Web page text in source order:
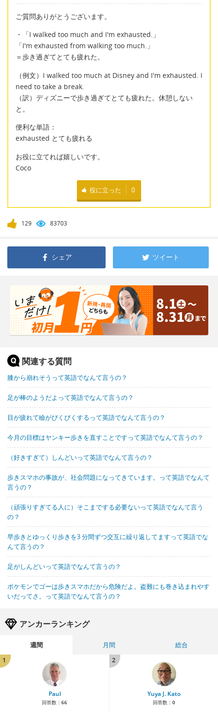
ご質問ありがとうございます。
・「I walked too much and I'm exhausted.」
「I'm exhausted from walking too much.」
＝歩き過ぎてとても疲れた。
（例文）I walked too much at Disney and I'm exhausted. I
need to take a break.
（訳）ディズニーで歩き過ぎてとても疲れた。休憩しない
と。
便利な単語：
exhausted とても疲れる
お役に立てれば嬉しいです。
Coco
役に立った 0
129 83703
シェア ツイート
関連する質問
膝から崩れそうって英語でなんて言うの？
足が棒のようだよって英語でなんて言うの？
目が疲れて瞼がぴくぴくするって英語でなんて言うの？
今月の目標はヤンキー歩きを直すことですって英語でなんて言うの？
（好きすぎて）しんどいって英語でなんて言うの？
歩きスマホの事故が、社会問題になってきています。って英語でなんて
言うの？
（頑張りすぎてる人に）そこまでする必要ないって英語でなんて言う
の？
早歩きとゆっくり歩きを3 分間ずつ交互に繰り返してますって英語でな
んて言うの？
足がしんどいって英語でなんて言うの？
ポケモンでゴーは歩きスマホだから危険だよ。盗難にも巻き込まれやす
いだってさ。って英語でなんて言うの？
アンカーランキング
週間 月間
総合
1
Paul
回答数： 66
2
Yuya J. Kato
回答数： 0